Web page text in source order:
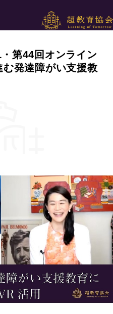
第44回オンライン
発達障がい支援教